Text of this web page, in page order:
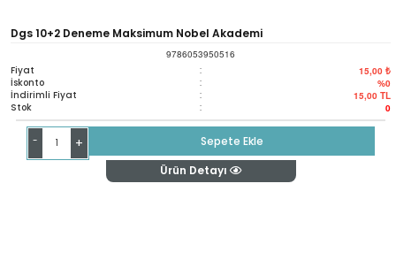
Dgs 10+2 Deneme Maksimum Nobel Akademi
9786053950516
Fiyat : 15,00 ₺
İskonto : %0
İndirimli Fiyat : 15,00 TL
Stok : 0
- +
Sepete Ekle
Ürün Detayı